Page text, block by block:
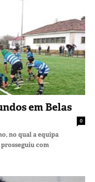
em Belas
0
no qual a equipa
com